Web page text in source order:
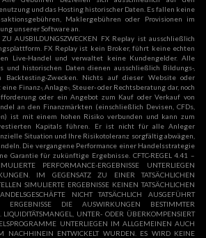
und das Hosting historischer Daten. Es fallen keine
Maklergebühren oder Provisionen im
unserer Software an.
AUSBILDUNGSZWECKEN FX Replay ist ausschließlich
FX Replay ist kein Broker, führt keine echten
Live-Handel und verwaltet keine Kundengelder. Alle
und historischen Daten dienen ausschließlich Bildungs-,
Backtesting-Zwecken. Nichts auf dieser Website oder
Finanz-, Anlage-, Steuer- oder Rechtsberatung dar, noch
oder ein Angebot zum Kauf oder Verkauf von
an den Finanzmärkten (einschließlich Devisen, CFDs,
ist mit einem hohen Risiko verbunden und kann zum
Kapitals führen. Er ist nicht für alle Anleger
Situation und Ihre Risikotoleranz sorgfältig abwägen,
Die vergangene Performance einer Handelsstrategie
Garantie für zukünftige Ergebnisse. CFTC-REGEL 4.41 –
PERFORMANCE-ERGEBNISSE UNTERLIEGEN
IM GEGENSATZ ZU EINER TATSÄCHLICHEN
SIMULIERTE ERGEBNISSE KEINEN TATSÄCHLICHEN
NICHT TATSÄCHLICH AUSGEFÜHRT
DIE AUSWIRKUNGEN BESTIMMTER
UNTER- ODER ÜBERKOMPENSIERT
UNTERLIEGEN IM ALLGEMEINEN AUCH
NACHHINEIN ENTWICKELT WURDEN. ES WIRD KEINE